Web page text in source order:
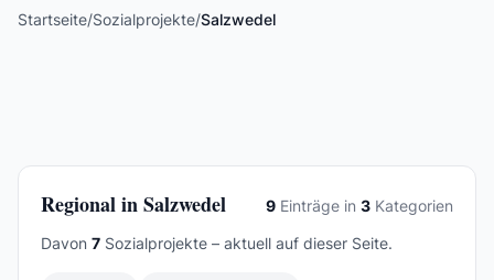
Startseite/Sozialprojekte/Salzwedel
Regional in Salzwedel 9 Einträge in 3 Kategorien
Davon 7 Sozialprojekte – aktuell auf dieser Seite.